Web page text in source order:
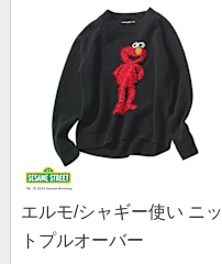
エルモ/シャギー使い ニッ
トプルオーバー